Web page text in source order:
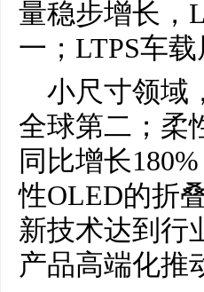
量稳步增长，
一；LTPS车
小尺寸领域
全球第二；柔
同比增长
性OLED的折
新技术达到行
产品高端化推